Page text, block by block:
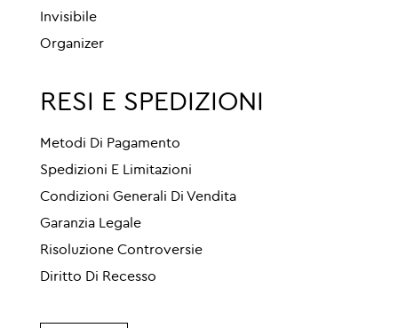
Invisibile
Organizer
RESI E SPEDIZIONI
Metodi Di Pagamento
Spedizioni E Limitazioni
Condizioni Generali Di Vendita
Garanzia Legale
Risoluzione Controversie
Diritto Di Recesso